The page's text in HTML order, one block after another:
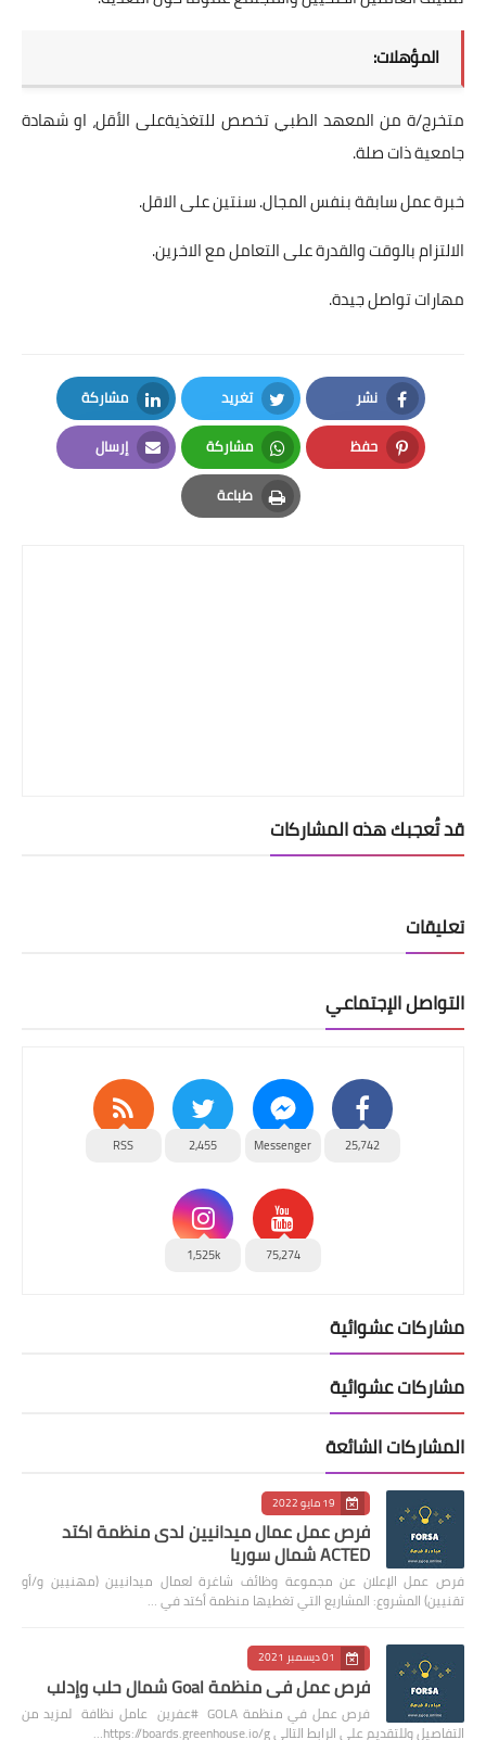
المؤهلات:
متخرج/ة من المعهد الطبي تخصص للتغذيةعلى الأقل، او شهادة
جامعية ذات صلة.
خبرة عمل سابقة بنفس المجال. سنتين على الاقل.
الالتزام بالوقت والقدرة على التعامل مع الاخرين.
مهارات تواصل جيدة.
نشر
Facebook
تغريد
Twitter
مشاركة
LinkedIn
حفظ
Pinterest
مشاركة
Whatsapp
إرسال
Email
طباعة
Print
قد تُعجبك هذه المشاركات
تعليقات
التواصل الإجتماعي
25,742
Messenger
2,455
RSS
75,274
1,525k
مشاركات عشوائية
مشاركات عشوائية
المشاركات الشائعة
19 مايو 2022
فرص عمل عمال ميدانيين لدى منظمة اكتد
ACTED شمال سوريا
فرص عمل الإعلان عن مجموعة وظائف شاغرة لعمال ميدانيين (مهنيين و/أو
تقنيين) المشروع: المشاريع التي تغطيها منظمة أكتد في …
01 ديسمبر 2021
فرص عمل في منظمة Goal شمال حلب وإدلب
فرص عمل في منظمة GOLA #عفرين عامل نظافة لمزيد من
التفاصيل وللتقديم على الرابط التالي https://boards.greenhouse.io/g…